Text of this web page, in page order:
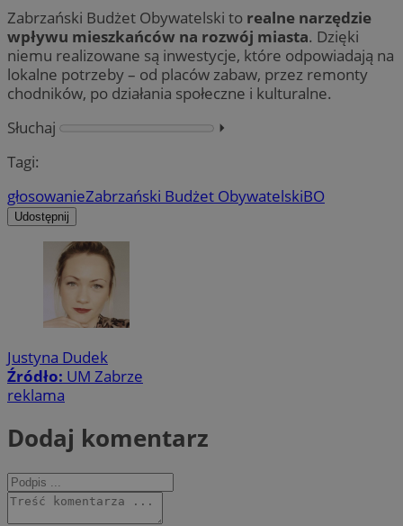
Zabrzański Budżet Obywatelski to realne narzędzie
wpływu mieszkańców na rozwój miasta. Dzięki
niemu realizowane są inwestycje, które odpowiadają na
lokalne potrzeby – od placów zabaw, przez remonty
chodników, po działania społeczne i kulturalne.
Słuchaj
⏵︎
Tagi:
głosowanieZabrzański Budżet ObywatelskiBO
Udostępnij
Justyna Dudek
Źródło: UM Zabrze
reklama
Dodaj komentarz